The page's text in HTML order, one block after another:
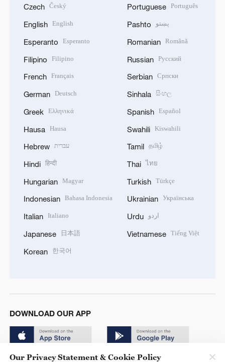
Czech Český
English English
Esperanto Esperanto
Filipino Filipino
French Français
German Deutsch
Greek Ελληνικά
Hausa Hausa
Hebrew עברית
Hindi हिन्दी
Hungarian Magyar
Indonesian Bahasa Indonesia
Italian Italiano
Japanese 日本語
Korean 한국어
Portuguese Português
Pashto پښتو
Romanian Română
Russian Русский
Serbian Српски
Sinhala සිංහල
Spanish Español
Swahili Kiswahili
Tamil தமிழ்
Thai ไทย
Turkish Türkçe
Ukrainian Українська
Urdu اردو
Vietnamese Tiếng Việt
DOWNLOAD OUR APP
Our Privacy Statement & Cookie Policy